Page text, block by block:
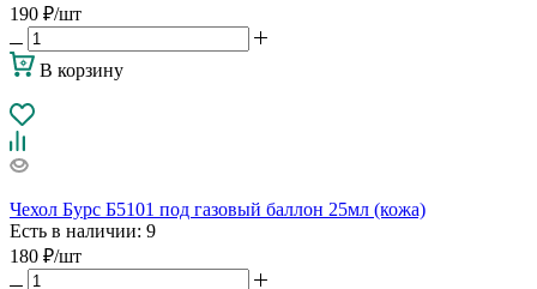
190 ₽/шт
В корзину
Чехол Бурс Б5101 под газовый баллон 25мл (кожа)
Есть в наличии: 9
180 ₽/шт